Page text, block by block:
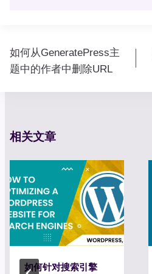
文
章
如何从GeneratePress主
题中的作者中删除URL
相关文章
如何针对搜索引擎